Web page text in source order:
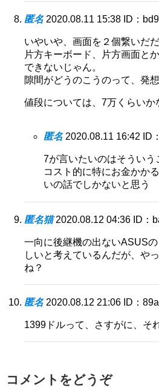
匿名 2020.08.11 15:38 ID：
いやいや、画面を２個繋いだ
片方キーボード、片方画面と
できないじゃん。
隙間がどうのこうのって、発
値段については、7万くらいか
匿名 2020.08.11 16:42 ID
7が言いたいのはそういう
コスト的に特にお金かか
いの話でしかないと思う
匿名猫 2020.08.12 04:36 ID：
一向に後継機の出ないASUS
しいと考えているんだが、や
ね？
匿名 2020.08.12 21:06 ID：
1399ドルって、さすがに、そ
コメントをどうぞ